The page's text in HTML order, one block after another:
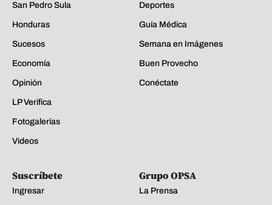
San Pedro Sula
Honduras
Sucesos
Economía
Opinión
LP Verifica
Fotogalerías
Videos
Deportes
Guía Médica
Semana en Imágenes
Buen Provecho
Conéctate
Suscríbete
Ingresar
Grupo OPSA
La Prensa